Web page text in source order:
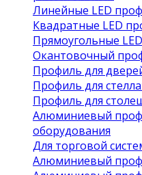
Линейные LED
Квадратные LED
Прямоугольные
Окантовочный
Профиль для
Профиль для
Профиль для
Алюминиевый
оборудования
Для торговой
Алюминиевый